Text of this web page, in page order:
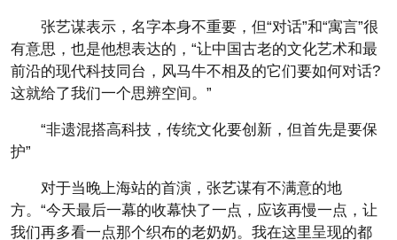
张艺谋表示，名字本身不重要，但“对话”和“寓言”很
有意思，也是他想表达的，“让中国古老的文化艺术和最
前沿的现代科技同台，风马牛不相及的它们要如何对话?
这就给了我们一个思辨空间。”
“非遗混搭高科技，传统文化要创新，但首先是要保
护”
对于当晚上海站的首演，张艺谋有不满意的地
方。“今天最后一幕的收幕快了一点，应该再慢一点，让
我们再多看一点那个织布的老奶奶。我在这里呈现的都